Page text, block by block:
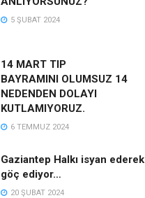
5 ŞUBAT 2024
14 MART TIP
BAYRAMINI OLUMSUZ 14
NEDENDEN DOLAYI
KUTLAMIYORUZ.
6 TEMMUZ 2024
Gaziantep Halkı isyan ederek
göç ediyor…
20 ŞUBAT 2024